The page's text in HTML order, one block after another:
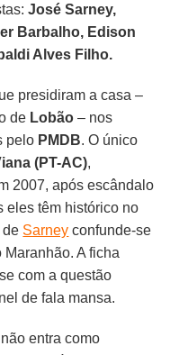
José Sarney,
Barbalho, Edison
Alves Filho.
presidiram a casa –
de Lobão – nos
pelo PMDB. O único
(PT-AC),
2007, após escândalo
eles têm histórico no
de Sarney confunde-se
A ficha
com a questão
de fala mansa.
não entra como